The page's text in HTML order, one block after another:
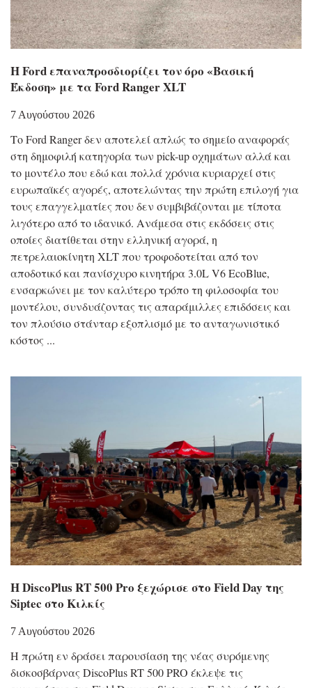
Η Ford επαναπροσδιορίζει τον όρο «Βασική
Έκδοση» με τα Ford Ranger XLT
7 Αυγούστου 2026
Το Ford Ranger δεν αποτελεί απλώς το σημείο αναφοράς
στη δημοφιλή κατηγορία των pick-up οχημάτων αλλά και
το μοντέλο που εδώ και πολλά χρόνια κυριαρχεί στις
ευρωπαϊκές αγορές, αποτελώντας την πρώτη επιλογή για
τους επαγγελματίες που δεν συμβιβάζονται με τίποτα
λιγότερο από το ιδανικό. Ανάμεσα στις εκδόσεις στις
οποίες διατίθεται στην ελληνική αγορά, η
πετρελαιοκίνητη XLT που τροφοδοτείται από τον
αποδοτικό και πανίσχυρο κινητήρα 3.0L V6 EcoBlue,
ενσαρκώνει με τον καλύτερο τρόπο τη φιλοσοφία του
μοντέλου, συνδυάζοντας τις απαράμιλλες επιδόσεις και
τον πλούσιο στάνταρ εξοπλισμό με το ανταγωνιστικό
κόστος
Η DiscoPlus RT 500 Pro ξεχώρισε στο Field Day της
Siptec στο Κιλκίς
7 Αυγούστου 2026
Η πρώτη εν δράσει παρουσίαση της νέας συρόμενης
δισκοσβάρνας DiscoPlus RT 500 PRO έκλεψε τις